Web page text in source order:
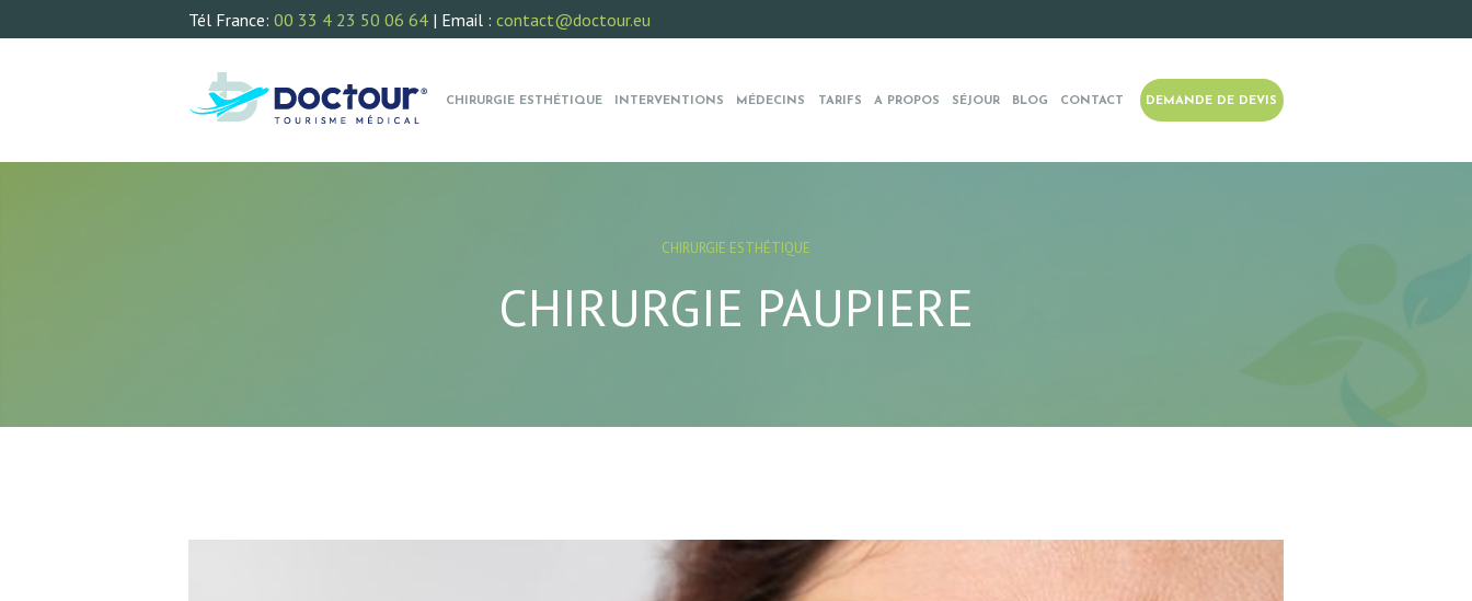
Tél France: 00 33 4 23 50 06 64 | Email : contact@doctour.eu
CHIRURGIE ESTHÉTIQUE INTERVENTIONS MÉDECINS TARIFS A PROPOS SÉJOUR BLOG CONTACT DEMANDE DE DEVIS
CHIRURGIE ESTHÉTIQUE
CHIRURGIE PAUPIERE